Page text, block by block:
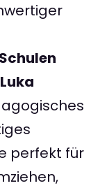
Schulen
perfekt für